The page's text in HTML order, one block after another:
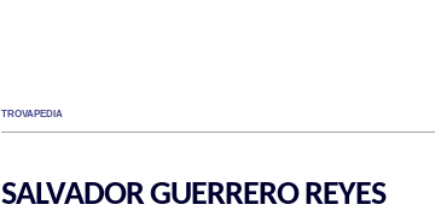
TROVAPEDIA
SALVADOR GUERRERO REYES